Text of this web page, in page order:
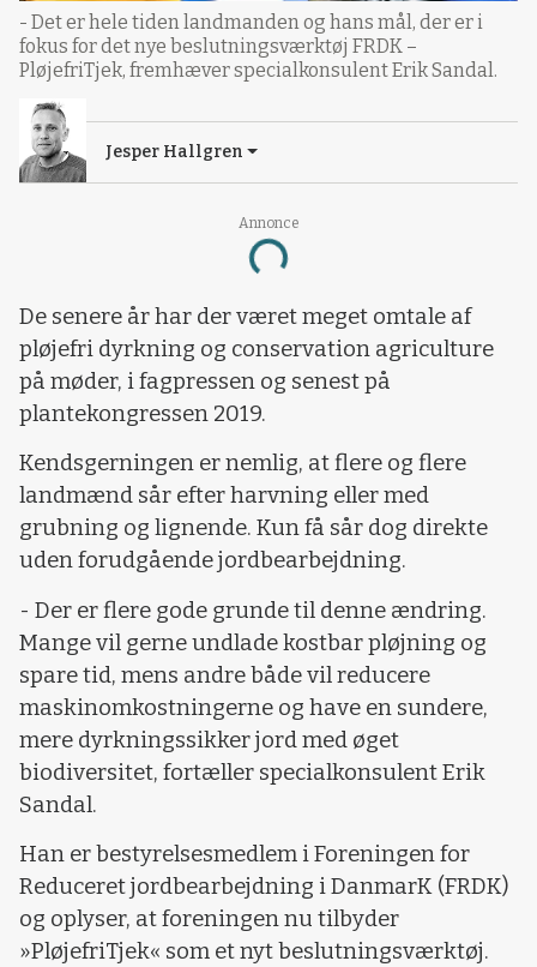
Annonce
Loading...
- Det er hele tiden landmanden og hans mål, der er i
fokus for det nye beslutningsværktøj FRDK –
PløjefriTjek, fremhæver specialkonsulent Erik Sandal.
Jesper Hallgren
De senere år har der været meget omtale af
pløjefri dyrkning og conservation agriculture
på møder, i fagpressen og senest på
plantekongressen 2019.
Kendsgerningen er nemlig, at flere og flere
landmænd sår efter harvning eller med
grubning og lignende. Kun få sår dog direkte
uden forudgående jordbearbejdning.
- Der er flere gode grunde til denne ændring.
Mange vil gerne undlade kostbar pløjning og
spare tid, mens andre både vil reducere
maskinomkostningerne og have en sundere,
mere dyrkningssikker jord med øget
biodiversitet, fortæller specialkonsulent Erik
Sandal.
Han er bestyrelsesmedlem i Foreningen for
Reduceret jordbearbejdning i DanmarK (FRDK)
og oplyser, at foreningen nu tilbyder
»PløjefriTjek« som et nyt beslutningsværktøj.